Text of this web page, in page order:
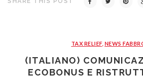
TAX RELIEF, NEWS
(ITALIANO)
ECOBONUS E